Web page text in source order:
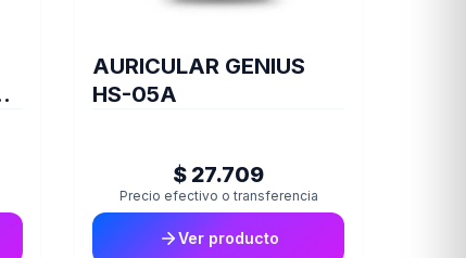
AURICULAR GENIUS
HS-05A
$ 27.709
Precio efectivo o transferencia
Ver producto